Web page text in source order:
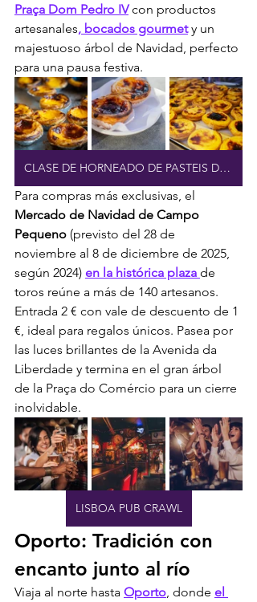
Praça Dom Pedro IV con productos
artesanales, bocados gourmet y un
majestuoso árbol de Navidad, perfecto
para una pausa festiva.
CLASE DE HORNEADO DE PASTEIS DE NATA
Para compras más exclusivas, el
Mercado de Navidad de Campo
Pequeno (previsto del 28 de
noviembre al 8 de diciembre de 2025,
según 2024) en la histórica plaza de
toros reúne a más de 140 artesanos.
Entrada 2 € con vale de descuento de 1
€, ideal para regalos únicos. Pasea por
las luces brillantes de la Avenida da
Liberdade y termina en el gran árbol
de la Praça do Comércio para un cierre
inolvidable.
LISBOA PUB CRAWL
Oporto: Tradición con
encanto junto al río
Viaja al norte hasta Oporto , donde el